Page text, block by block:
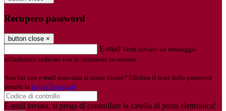
Recupero password
button close ×
E-mail Verrà inviato un messaggio
all'indirizzo indicato con le istruzioni necessarie.
Non hai una e-mail associata al nome utente? Effettua il reset della password
tramite la Login Spaggiari
E-mail inviata, si prega di controllare la casella di posta elettronica!